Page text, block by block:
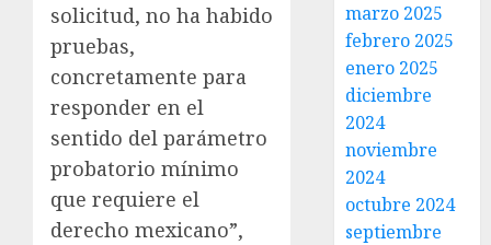
solicitud, no ha habido
pruebas,
concretamente para
responder en el
sentido del parámetro
probatorio mínimo
que requiere el
derecho mexicano”,
marzo 2025
febrero 2025
enero 2025
diciembre
2024
noviembre
2024
octubre 2024
septiembre